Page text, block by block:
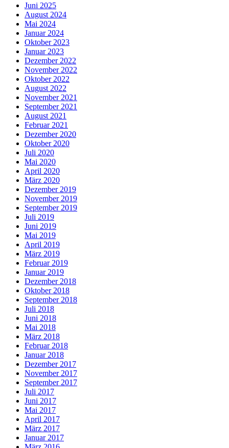
Juni 2025
August 2024
Mai 2024
Januar 2024
Oktober 2023
Januar 2023
Dezember 2022
November 2022
Oktober 2022
August 2022
November 2021
September 2021
August 2021
Februar 2021
Dezember 2020
Oktober 2020
Juli 2020
Mai 2020
April 2020
März 2020
Dezember 2019
November 2019
September 2019
Juli 2019
Juni 2019
Mai 2019
April 2019
März 2019
Februar 2019
Januar 2019
Dezember 2018
Oktober 2018
September 2018
Juli 2018
Juni 2018
Mai 2018
März 2018
Februar 2018
Januar 2018
Dezember 2017
November 2017
September 2017
Juli 2017
Juni 2017
Mai 2017
April 2017
März 2017
Januar 2017